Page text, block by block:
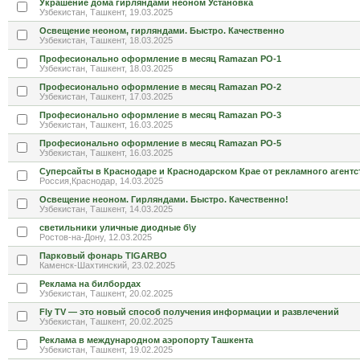
Украшение дома гирляндами неоном Установка
Узбекистан, Ташкент, 19.03.2025
Освещение неоном, гирляндами. Быстро. Качественно
Узбекистан, Ташкент, 18.03.2025
Професионально оформление в месяц Ramazan PO-1
Узбекистан, Ташкент, 18.03.2025
Професионально оформление в месяц Ramazan PO-2
Узбекистан, Ташкент, 17.03.2025
Професионально оформление в месяц Ramazan PO-3
Узбекистан, Ташкент, 16.03.2025
Професионально оформление в месяц Ramazan PO-5
Узбекистан, Ташкент, 16.03.2025
Суперсайты в Краснодаре и Краснодарском Крае от рекламного
Россия,Краснодар, 14.03.2025
Освещение неоном. Гирляндами. Быстро. Качественно!
Узбекистан, Ташкент, 14.03.2025
светильники уличные диодные б\у
Ростов-на-Дону, 12.03.2025
Парковый фонарь TIGARBO
Каменск-Шахтинский, 23.02.2025
Реклама на билбордах
Узбекистан, Ташкент, 20.02.2025
Fly TV — это новый способ получения информации и развлечений
Узбекистан, Ташкент, 20.02.2025
Реклама в международном аэропорту Ташкента
Узбекистан, Ташкент, 19.02.2025